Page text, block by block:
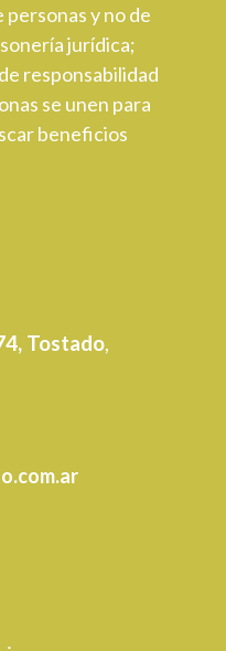
y no de
jurídica;
responsabilidad
se unen para
beneficios
Tostado